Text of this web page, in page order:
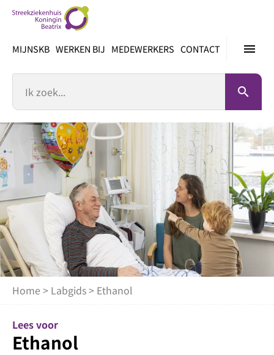
inhoud
menu
MIJNSKB WERKEN BIJ MEDEWERKERS CONTACT
search
Home > Labgids> Ethanol
Lees voor
Ethanol